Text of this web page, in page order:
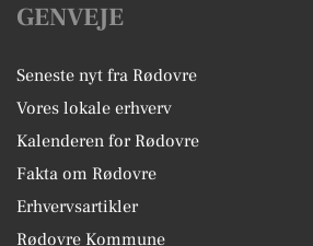
GENVEJE
Seneste nyt fra Rødovre
Vores lokale erhverv
Kalenderen for Rødovre
Fakta om Rødovre
Erhvervsartikler
Rødovre Kommune